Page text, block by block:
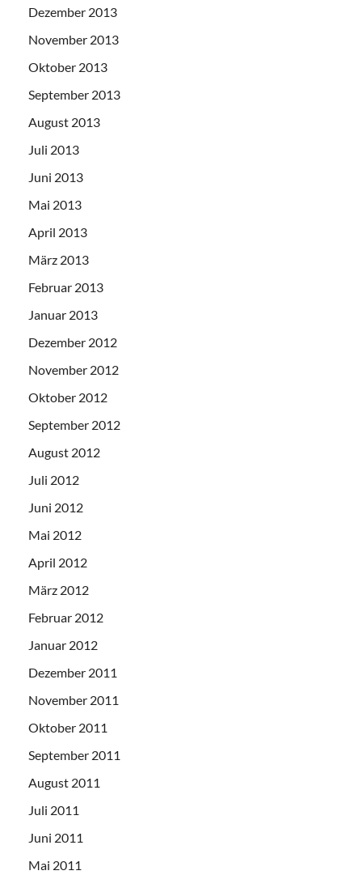
Dezember 2013
November 2013
Oktober 2013
September 2013
August 2013
Juli 2013
Juni 2013
Mai 2013
April 2013
März 2013
Februar 2013
Januar 2013
Dezember 2012
November 2012
Oktober 2012
September 2012
August 2012
Juli 2012
Juni 2012
Mai 2012
April 2012
März 2012
Februar 2012
Januar 2012
Dezember 2011
November 2011
Oktober 2011
September 2011
August 2011
Juli 2011
Juni 2011
Mai 2011